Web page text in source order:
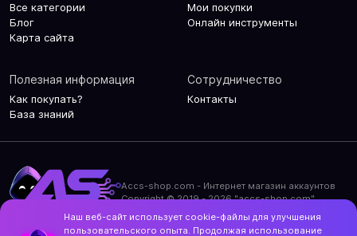
Все категории
Блог
Карта сайта
Мои покупки
Онлайн инструменты
Полезная информация
Как покупать?
База знаний
Сотрудничество
Контакты
Accs-shop.com - Интернет магазин аккаунтов
Copyright © 2019 - 2026 "accs-shop.com"
Наш веб-сайт использует cookie-файлы для улучшения
пользовательского опыта. Продолжая использование